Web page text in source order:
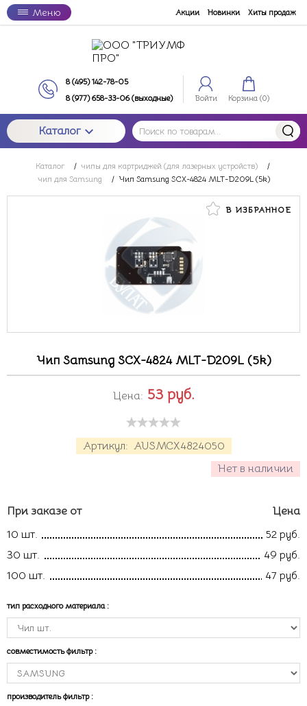
Меню Акции Новинки Хиты продаж
8 (495) 142-78-05
8 (977) 658-33-06 (выходные)
Войти Корзина (0)
Каталог
Каталог / чипы для картриджей (для лазерных устройств)
/
чип для Samsung
/ Чип Samsung SCX-4824 MLT-D209L (5k)
В ИЗБРАННОЕ
Чип Samsung SCX-4824 MLT-D209L (5k)
Артикул: AUSMCX4824050
Нет в наличии
Цена: 53 руб.
При заказе от
Цена
10 шт.
52 руб.
30 шт.
49 руб.
100 шт.
47 руб.
тип расходного материала :
совместимость фильтр :
производитель фильтр :